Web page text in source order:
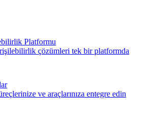
Platformu
çözümleri tek bir platformda
ve araçlarınıza entegre edin